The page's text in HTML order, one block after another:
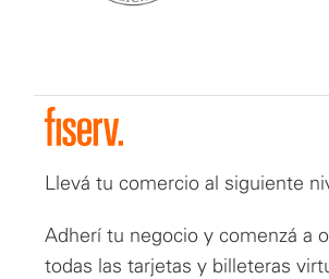
Llevá tu comercio al siguiente
Adherí tu negocio y comenzá a
todas las tarjetas y billeteras